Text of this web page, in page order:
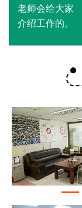
老师会给大家
介绍工作的。